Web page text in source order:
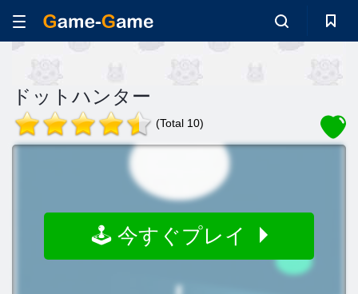
ドットハンター
(Total 10)
🕹️ 今すぐプレイ